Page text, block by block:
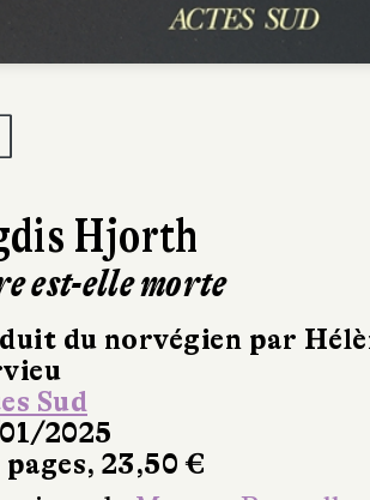
Hjorth
est-elle morte
du norvégien par
Sud
2025
pages, 23,50 €